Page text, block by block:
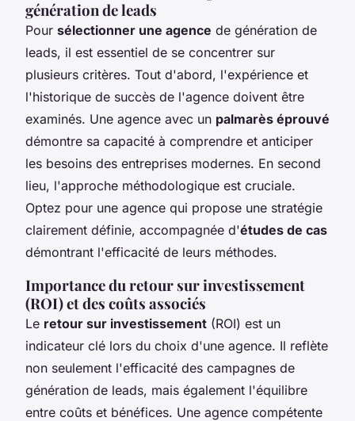
génération de leads
Pour sélectionner une agence de génération de
leads, il est essentiel de se concentrer sur
plusieurs critères. Tout d'abord, l'expérience et
l'historique de succès de l'agence doivent être
examinés. Une agence avec un palmarès éprouvé
démontre sa capacité à comprendre et anticiper
les besoins des entreprises modernes. En second
lieu, l'approche méthodologique est cruciale.
Optez pour une agence qui propose une stratégie
clairement définie, accompagnée d'études de cas
démontrant l'efficacité de leurs méthodes.
Importance du retour sur investissement
(ROI) et des coûts associés
Le retour sur investissement (ROI) est un
indicateur clé lors du choix d'une agence. Il reflète
non seulement l'efficacité des campagnes de
génération de leads, mais également l'équilibre
entre coûts et bénéfices. Une agence compétente